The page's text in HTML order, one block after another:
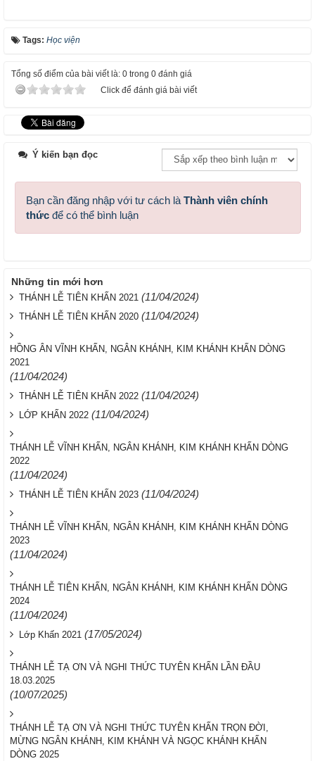
Tags: Học viện
Tổng số điểm của bài viết là: 0 trong 0 đánh giá
Click để đánh giá bài viết
Ý kiến bạn đọc
Bạn cần đăng nhập với tư cách là Thành viên chính
thức để có thể bình luận
Những tin mới hơn
THÁNH LỄ TIÊN KHẤN 2021 (11/04/2024)
THÁNH LỄ TIÊN KHẤN 2020 (11/04/2024)
HỒNG ÂN VĨNH KHẤN, NGÂN KHÁNH, KIM KHÁNH KHẤN DÒNG
2021
(11/04/2024)
THÁNH LỄ TIÊN KHẤN 2022 (11/04/2024)
LỚP KHẤN 2022 (11/04/2024)
THÁNH LỄ VĨNH KHẤN, NGÂN KHÁNH, KIM KHÁNH KHẤN DÒNG
2022
(11/04/2024)
THÁNH LỄ TIÊN KHẤN 2023 (11/04/2024)
THÁNH LỄ VĨNH KHẤN, NGÂN KHÁNH, KIM KHÁNH KHẤN DÒNG
2023
(11/04/2024)
THÁNH LỄ TIÊN KHẤN, NGÂN KHÁNH, KIM KHÁNH KHẤN DÒNG
2024
(11/04/2024)
Lớp Khấn 2021 (17/05/2024)
THÁNH LỄ TẠ ƠN VÀ NGHI THỨC TUYÊN KHẤN LẦN ĐẦU
18.03.2025
(10/07/2025)
THÁNH LỄ TẠ ƠN VÀ NGHI THỨC TUYÊN KHẤN TRỌN ĐỜI,
MỪNG NGÂN KHÁNH, KIM KHÁNH VÀ NGỌC KHÁNH KHẤN
DÒNG 2025